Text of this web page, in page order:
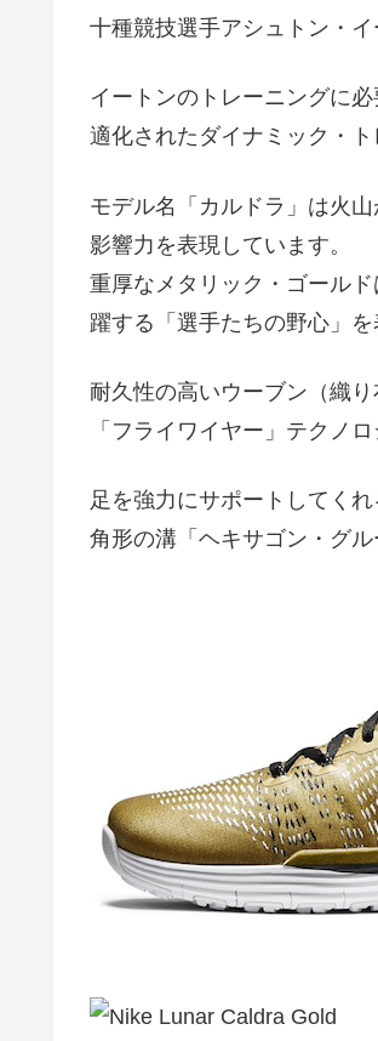
十種競技選手アシュトン・
イートンのトレーニングに
適化されたダイナミック・ト
モデル名「カルドラ」は火
影響力を表現しています。
重厚なメタリック・ゴール
躍する「選手たちの野心」
耐久性の高いウーブン（織
「フライワイヤー」テクノロ
足を強力にサポートしてく
角形の溝「ヘキサゴン・グ